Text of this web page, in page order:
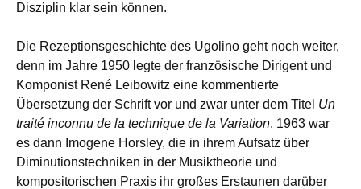
Disziplin klar sein können.
Die Rezeptionsgeschichte des Ugolino geht noch weiter,
denn im Jahre 1950 legte der französische Dirigent und
Komponist René Leibowitz eine kommentierte
Übersetzung der Schrift vor und zwar unter dem Titel Un
traité inconnu de la technique de la Variation. 1963 war
es dann Imogene Horsley, die in ihrem Aufsatz über
Diminutionstechniken in der Musiktheorie und
kompositorischen Praxis ihr großes Erstaunen darüber